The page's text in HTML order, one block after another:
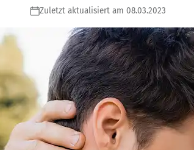
Zuletzt aktualisiert am 08.03.2023